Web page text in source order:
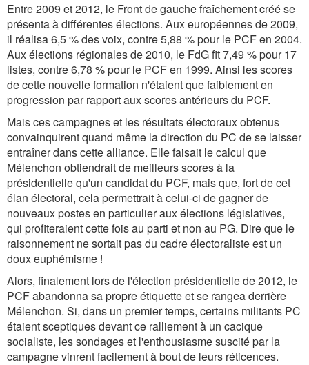
Entre 2009 et 2012, le Front de gauche fraîchement créé se
présenta à différentes élections. Aux européennes de 2009,
il réalisa 6,5 % des voix, contre 5,88 % pour le PCF en 2004.
Aux élections régionales de 2010, le FdG fit 7,49 % pour 17
listes, contre 6,78 % pour le PCF en 1999. Ainsi les scores
de cette nouvelle formation n'étaient que faiblement en
progression par rapport aux scores antérieurs du PCF.
Mais ces campagnes et les résultats électoraux obtenus
convainquirent quand même la direction du PC de se laisser
entraîner dans cette alliance. Elle faisait le calcul que
Mélenchon obtiendrait de meilleurs scores à la
présidentielle qu'un candidat du PCF, mais que, fort de cet
élan électoral, cela permettrait à celui-ci de gagner de
nouveaux postes en particulier aux élections législatives,
qui profiteraient cette fois au parti et non au PG. Dire que le
raisonnement ne sortait pas du cadre électoraliste est un
doux euphémisme !
Alors, finalement lors de l'élection présidentielle de 2012, le
PCF abandonna sa propre étiquette et se rangea derrière
Mélenchon. Si, dans un premier temps, certains militants PC
étaient sceptiques devant ce ralliement à un cacique
socialiste, les sondages et l'enthousiasme suscité par la
campagne vinrent facilement à bout de leurs réticences.